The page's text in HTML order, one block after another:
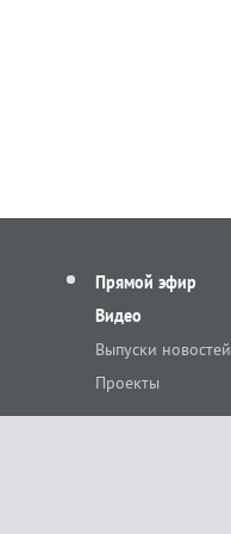
Прямой эфир
Видео
Выпуски новостей
Проекты